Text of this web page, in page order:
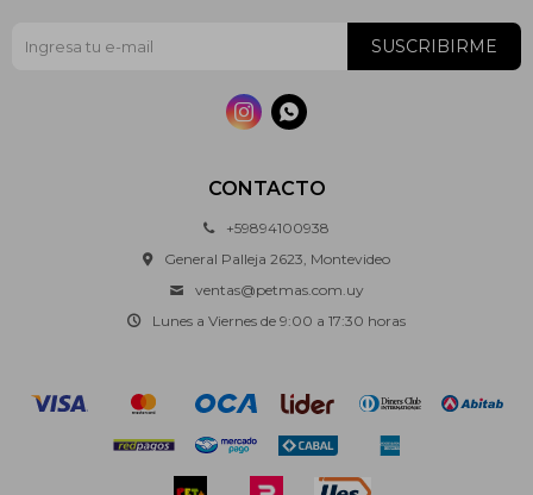
CONTACTO
+59894100938
General Palleja 2623, Montevideo
ventas@petmas.com.uy
Lunes a Viernes de 9:00 a 17:30 horas
SUSCRIBIRME
 